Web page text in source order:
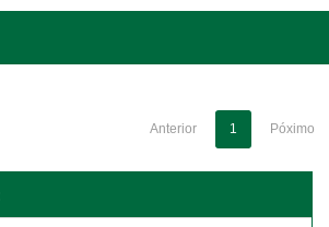
Anterior 1 Póximo